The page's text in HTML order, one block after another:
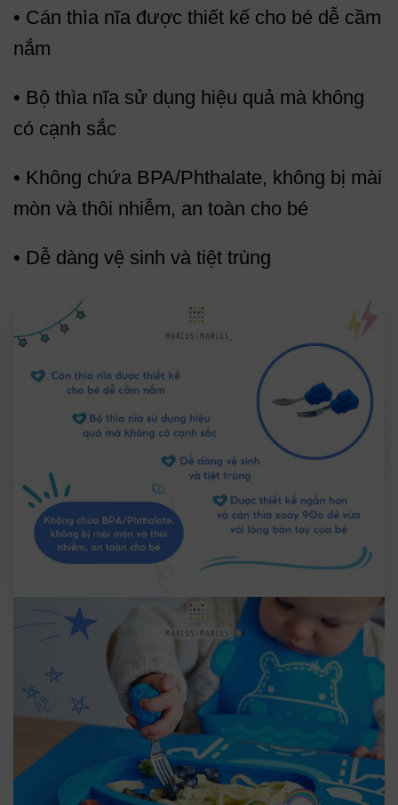
• Cán thìa nĩa được thiết kế cho bé dễ cầm
nắm
• Bộ thìa nĩa sử dụng hiệu quả mà không
có cạnh sắc
• Không chứa BPA/Phthalate, không bị mài
mòn và thôi nhiễm, an toàn cho bé
• Dễ dàng vệ sinh và tiệt trùng